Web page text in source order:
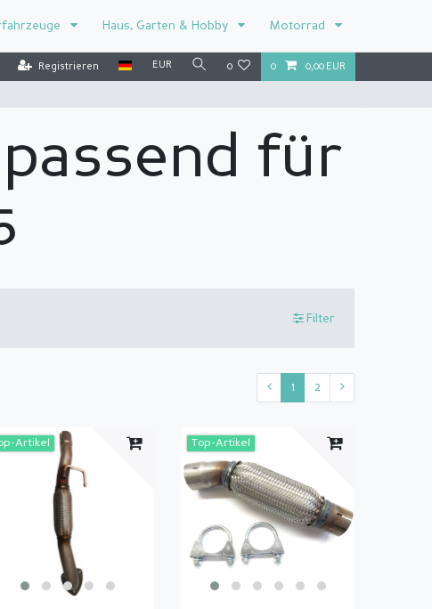
Haus, Garten & Hobby Motorrad
Registrieren EUR 0 0 0,00 EUR
für
Filter
1 2
Artikel Top-Artikel